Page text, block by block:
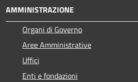
AMMINISTRAZIONE
Organi di Governo
Aree Amministrative
Uffici
Enti e fondazioni